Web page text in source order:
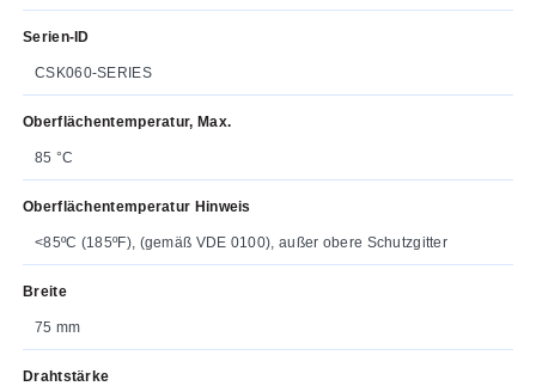
Serien-ID
CSK060-SERIES
Oberflächentemperatur, Max.
85 °C
Oberflächentemperatur Hinweis
<85ºC (185ºF), (gemäß VDE 0100), außer obere Schutzgitter
Breite
75 mm
Drahtstärke